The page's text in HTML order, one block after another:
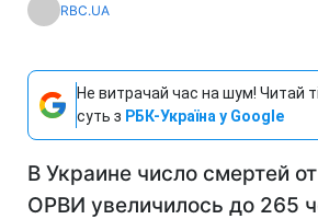
RBC.UA
Не витрачай час на шум! Читай
суть з РБК-Україна у Google
В Украине число смертей
ОРВИ увеличилось до 265